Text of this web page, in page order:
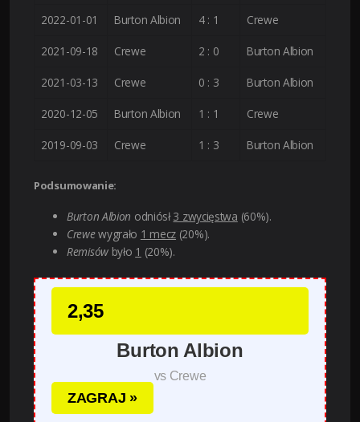
2022-01-01 Burton Albion 4 : 1 Crewe
2021-09-18 Crewe 2 : 0 Burton Albion
2021-03-13 Crewe 0 : 3 Burton Albion
2020-12-05 Burton Albion 1 : 1 Crewe
2019-09-03 Crewe 1 : 3 Burton Albion
Podsumowanie:
Burton Albion odniósł3 zwycięstwa (60%).
Crewewygrało 1 mecz (20%).
Remisówbyło 1 (20%).
2,35
Burton Albion
vs Crewe
ZAGRAJ »